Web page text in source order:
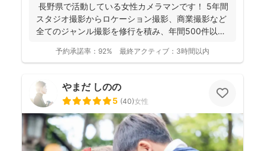
長野県で活動している女性カメラマンです！ 5年間
スタジオ撮影からロケーション撮影、商業撮影など
全てのジャンル撮影を修行を積み、年間500件以上
予約承諾率： 92% 最終アクティブ： 3時間以内
やまだ しのの
5 (40)女性